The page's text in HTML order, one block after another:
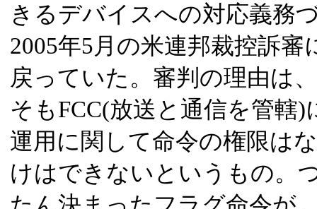
きるデバイスへの対応義務
2005年5月の米連邦裁控訴
戻っていた。審判の理由は
そもFCC(放送と通信を管轄
運用に関して命令の権限は
けはできないというもの。